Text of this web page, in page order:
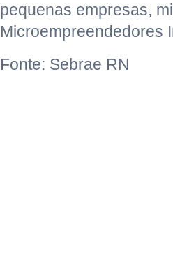
pequenas empresas,
Microempreendedores
Fonte: Sebrae RN